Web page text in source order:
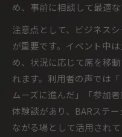
め、事前に相談して最適な
注意点として、ビジネス
が重要です。イベント中
め、状況に応じて席を移
れます。利用者の声では
ムーズに進んだ」「参加
体験談があり、BARステ
ながる場として活用されて